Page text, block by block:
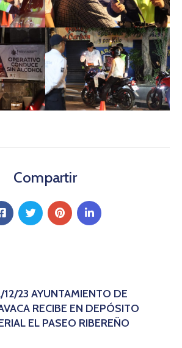
Compartir
12/23 AYUNTAMIENTO DE
RECIBE EN DEPÓSITO
EL PASEO RIBEREÑO